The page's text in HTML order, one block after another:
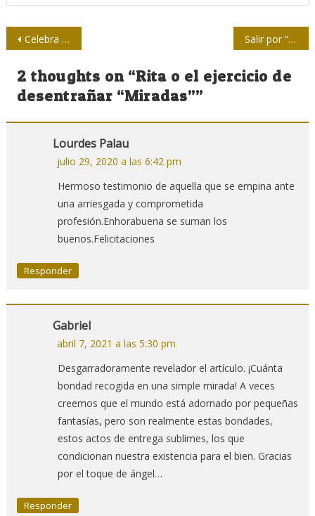
Navegación
de
entradas
Celebra periódico 26 nuevo aniversario de su fundación Salir por “el Invasor”
2 thoughts on “Rita o el ejercicio de
desentrañar “Miradas””
Lourdes Palau
julio 29, 2020 a las 6:42 pm
Hermoso testimonio de aquella que se empina ante
una arriesgada y comprometida
profesión.Enhorabuena se suman los
buenos.Felicitaciones
Responder
Gabriel
abril 7, 2021 a las 5:30 pm
Desgarradoramente revelador el artículo. ¡Cuánta
bondad recogida en una simple mirada! A veces
creemos que el mundo está adornado por pequeñas
fantasías, pero son realmente estas bondades,
estos actos de entrega sublimes, los que
condicionan nuestra existencia para el bien. Gracias
por el toque de ángel…
Responder